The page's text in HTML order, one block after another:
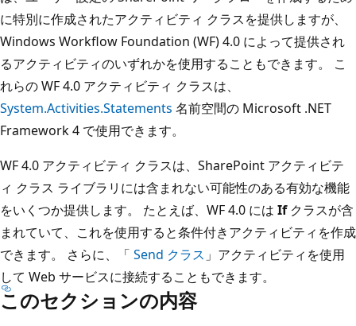
に特別に作成されたアクティビティ クラスを提供しますが、
Windows Workflow Foundation (WF) 4.0 によって提供され
るアクティビティのいずれかを使用することもできます。 こ
れらの WF 4.0 アクティビティ クラスは、
System.Activities.Statements 名前空間の Microsoft .NET
Framework 4 で使用できます。
WF 4.0 アクティビティ クラスは、SharePoint アクティビテ
ィ クラス ライブラリには含まれない可能性のある有効な機能
をいくつか提供します。 たとえば、WF 4.0 には Ifクラスが含
まれていて、これを使用すると条件付きアクティビティを作成
できます。 さらに、「 Send クラス 」アクティビティを使用
して Web サービスに接続することもできます。
このセクションの内容